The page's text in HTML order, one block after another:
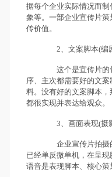
据每个企业实际情况而
象等。一部企业宣传片
传价值。
2、文案脚本(编
这个是宣传片的
序、主次都需要好的文
料。没有好的文案脚本，
都很实现并表达给观众。
3、画面表现(摄
企业宣传片拍摄
已经单反微单机，在呈
语音是表现脚本、核心策